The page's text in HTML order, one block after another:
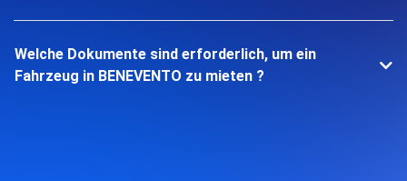
Welche Dokumente sind erforderlich, um ein
Fahrzeug in BENEVENTO zu mieten ?